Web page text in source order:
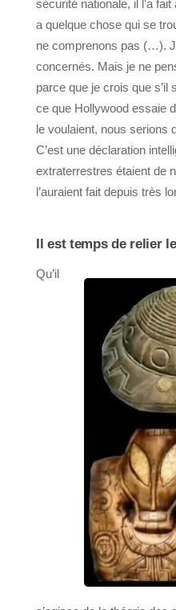
sécurité nationale, il l’a
a quelque chose qui se
ne comprenons pas (…).
concernés. Mais je ne
parce que je crois que s’il
ce que Hollywood essaie
le voulaient, nous serions
C’est une déclaration
extraterrestres étaient de
l’auraient fait depuis très
Il est temps de relier
Qu’il